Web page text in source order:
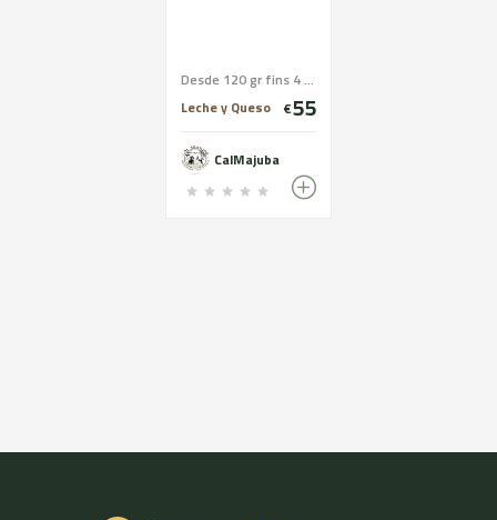
Desde 120 gr fins 4 Kg
Leche y Queso
€55
CalMajuba